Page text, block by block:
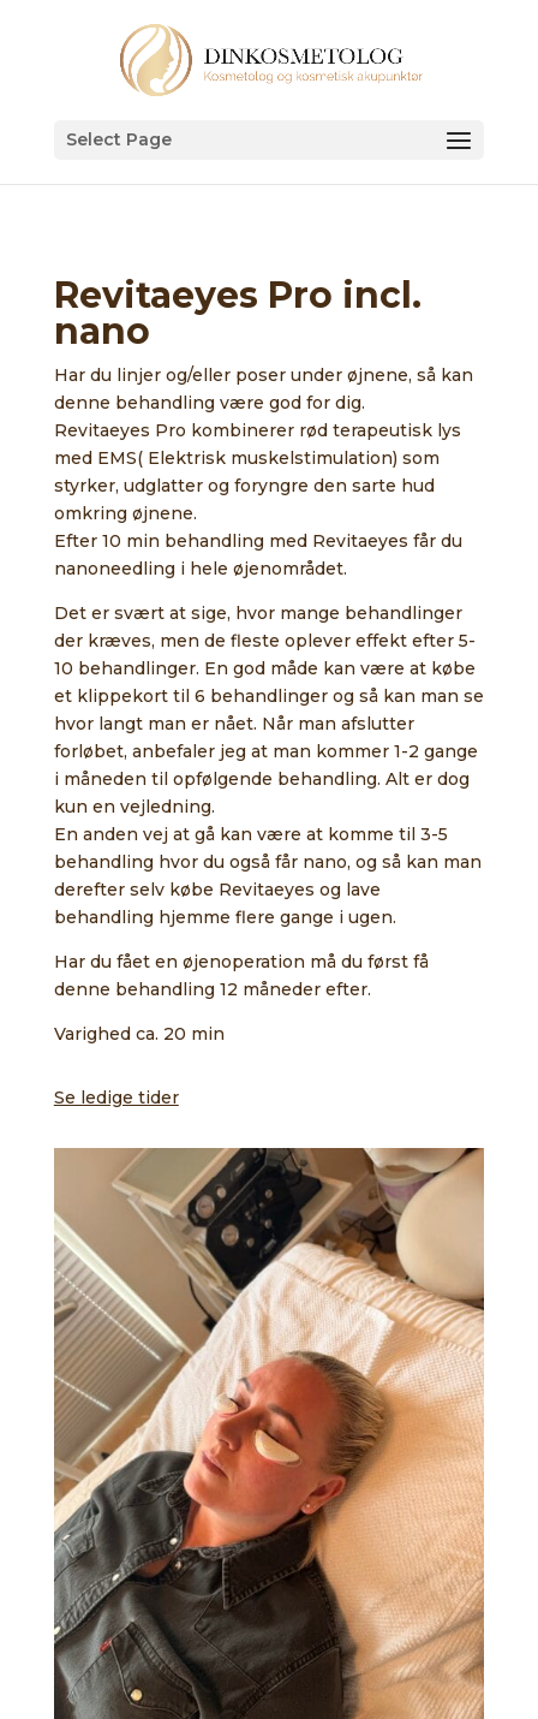
Select Page
Revitaeyes Pro incl.
nano
Har du linjer og/eller poser under øjnene, så kan
denne behandling være god for dig.
Revitaeyes Pro kombinerer rød terapeutisk lys
med EMS( Elektrisk muskelstimulation) som
styrker, udglatter og foryngre den sarte hud
omkring øjnene.
Efter 10 min behandling med Revitaeyes får du
nanoneedling i hele øjenområdet.
Det er svært at sige, hvor mange behandlinger
der kræves, men de fleste oplever effekt efter 5-
10 behandlinger. En god måde kan være at købe
et klippekort til 6 behandlinger og så kan man se
hvor langt man er nået. Når man afslutter
forløbet, anbefaler jeg at man kommer 1-2 gange
i måneden til opfølgende behandling. Alt er dog
kun en vejledning.
En anden vej at gå kan være at komme til 3-5
behandling hvor du også får nano, og så kan man
derefter selv købe Revitaeyes og lave
behandling hjemme flere gange i ugen.
Har du fået en øjenoperation må du først få
denne behandling 12 måneder efter.
Varighed ca. 20 min
Se ledige tider